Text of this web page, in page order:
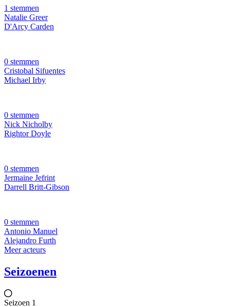
1 stemmen
Natalie Greer
D'Arcy Carden
0 stemmen
Cristobal Sifuentes
Michael Irby
0 stemmen
Nick Nicholby
Rightor Doyle
0 stemmen
Jermaine Jefrint
Darrell Britt-Gibson
0 stemmen
Antonio Manuel
Alejandro Furth
Meer acteurs
Seizoenen
Seizoen 1